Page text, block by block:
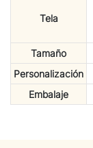
Tela
Tamaño
Personalización
Embalaje